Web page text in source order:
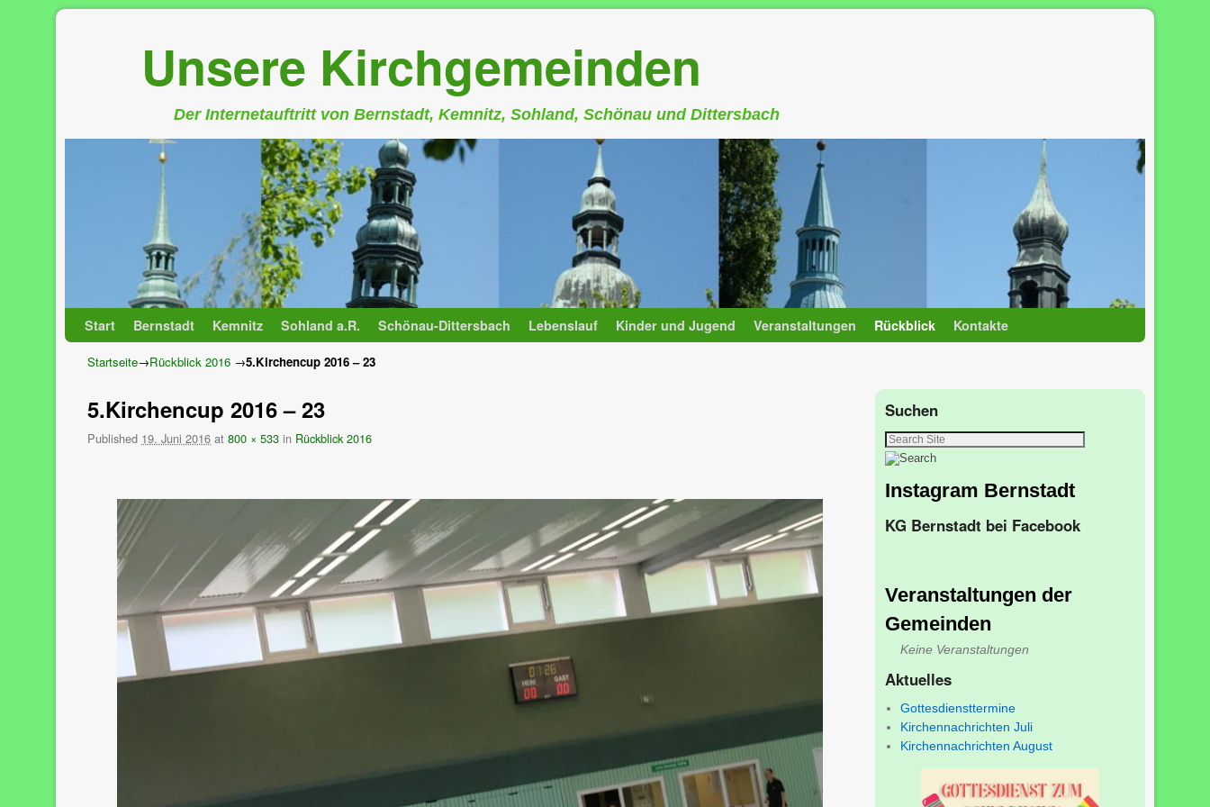
Unsere Kirchgemeinden
Der Internetauftritt von Bernstadt, Kemnitz, Sohland, Schönau und Dittersbach
Start Bernstadt Kemnitz Sohland a.R. Schönau-Dittersbach Lebenslauf Kinder und Jugend Veranstaltungen Rückblick Kontakte
Startseite→Rückblick 2016 →5.Kirchencup 2016 – 23
5.Kirchencup 2016 – 23
Published 19. Juni 2016 at 800 × 533 in Rückblick 2016
Suchen
Instagram Bernstadt
KG Bernstadt bei Facebook
Veranstaltungen der
Gemeinden
Keine Veranstaltungen
Aktuelles
Gottesdiensttermine
Kirchennachrichten Juli
Kirchennachrichten August